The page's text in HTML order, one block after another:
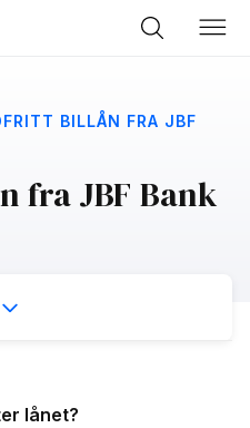
BILLÅN FRA JBF
fra JBF Bank
lånet?